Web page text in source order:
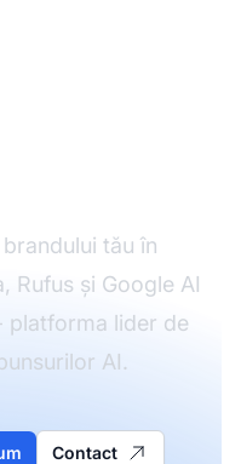
tău în
Rufus și Google AI
platforma lider de
AI.
Contact